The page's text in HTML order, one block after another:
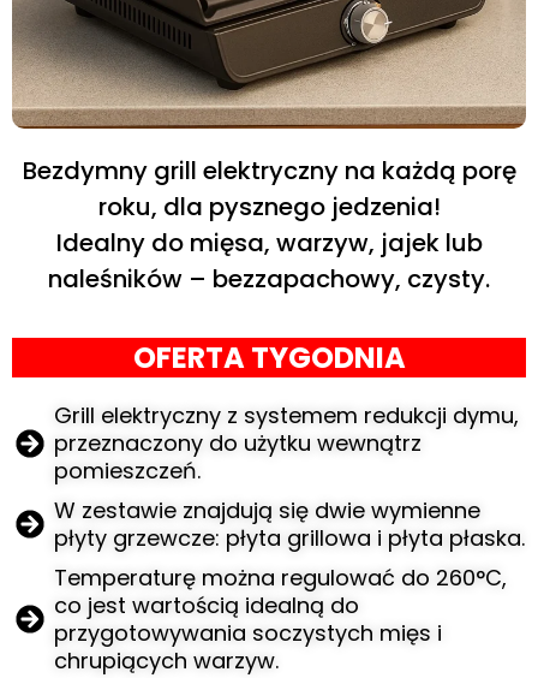
Bezdymny grill elektryczny na każdą porę
roku, dla pysznego jedzenia!
Idealny do mięsa, warzyw, jajek lub
naleśników – bezzapachowy, czysty.
OFERTA TYGODNIA
Grill elektryczny z systemem redukcji dymu,
przeznaczony do użytku wewnątrz
pomieszczeń.
W zestawie znajdują się dwie wymienne
płyty grzewcze: płyta grillowa i płyta płaska.
Temperaturę można regulować do 260°C,
co jest wartością idealną do
przygotowywania soczystych mięs i
chrupiących warzyw.